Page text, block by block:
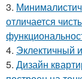
3.
отличается
4. Эклектичный
5. Дизайн